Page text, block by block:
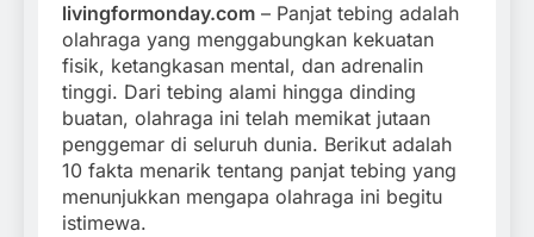
livingformonday.com – Panjat tebing adalah
olahraga yang menggabungkan kekuatan
fisik, ketangkasan mental, dan adrenalin
tinggi. Dari tebing alami hingga dinding
buatan, olahraga ini telah memikat jutaan
penggemar di seluruh dunia. Berikut adalah
10 fakta menarik tentang panjat tebing yang
menunjukkan mengapa olahraga ini begitu
istimewa.